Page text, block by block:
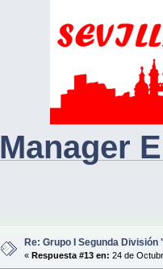
Manager
Re: Grupo I Segunda División
« Respuesta #13 en: 24 de